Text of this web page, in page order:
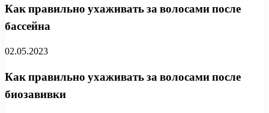
Как правильно ухаживать за волосами после
бассейна
02.05.2023
Как правильно ухаживать за волосами после
биозавивки